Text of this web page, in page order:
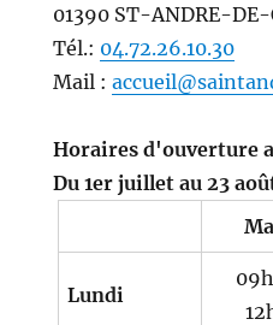
01390 ST-ANDRE-DE-
Tél.: 04.72.26.10.30
Mail :
Horaires d'ouverture
Du 1er juillet au 23
Lundi